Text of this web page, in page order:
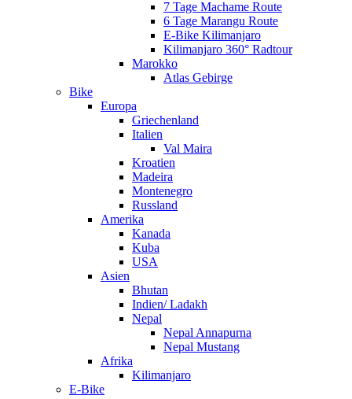
7 Tage Machame Route
6 Tage Marangu Route
E-Bike Kilimanjaro
Kilimanjaro 360° Radtour
Marokko
Atlas Gebirge
Bike
Europa
Griechenland
Italien
Val Maira
Kroatien
Madeira
Montenegro
Russland
Amerika
Kanada
Kuba
USA
Asien
Bhutan
Indien/ Ladakh
Nepal
Nepal Annapurna
Nepal Mustang
Afrika
Kilimanjaro
E-Bike